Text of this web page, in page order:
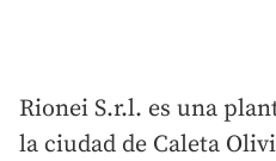
Rionei S.r.l. es una
la ciudad de Caleta